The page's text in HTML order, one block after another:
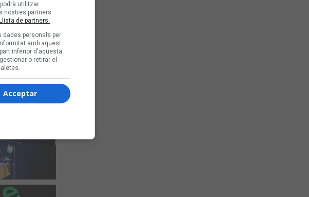
utilitzar
nostres partners
Llista de partners.
dades personals per
amb aquest
inferior d'aquesta
o retirar el
Acceptar